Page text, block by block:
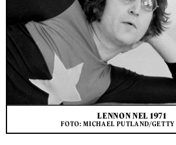
LENNON NEL 1971
FOTO: MICHAEL PUTLAND/GETTY